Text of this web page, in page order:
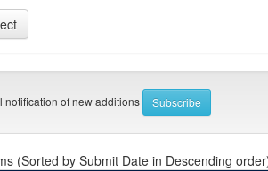
notification of new additions
(Sorted by Submit Date in Descending